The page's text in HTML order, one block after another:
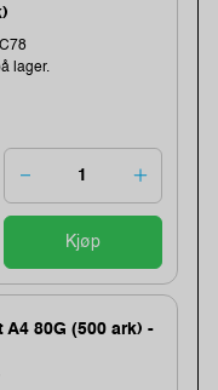
lager.
Kjøp
80G (500 ark) -